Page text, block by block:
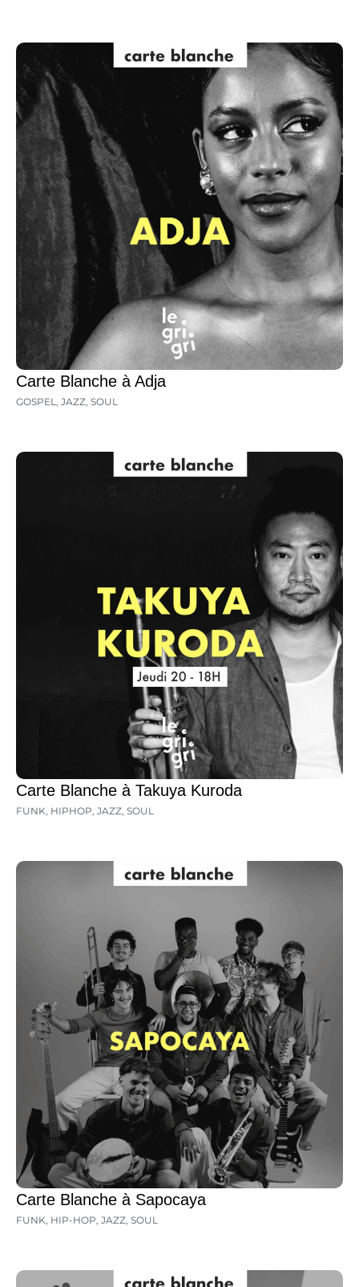
Carte Blanche à Adja
GOSPEL, JAZZ, SOUL
Carte Blanche à Takuya Kuroda
FUNK, HIPHOP, JAZZ, SOUL
Carte Blanche à Sapocaya
FUNK, HIP-HOP, JAZZ, SOUL